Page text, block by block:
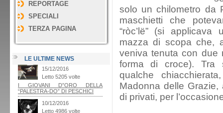
REPORTAGE
SPECIALI
TERZA PAGINA
LE ULTIME NEWS
solo un chilometro da
maschietti che
“ròc’lë” (si
mazza di scopa che,
veniva tenuta con due
forma di croce). Tra
qualche
Madonna delle
di privati, per